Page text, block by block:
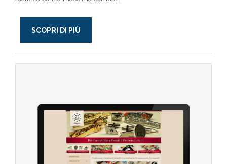
SCOPRI DI PIÙ